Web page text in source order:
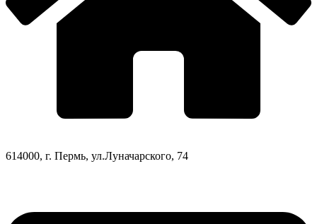
614000, г. Пермь, ул.Луначарского, 74